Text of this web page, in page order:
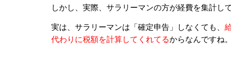
しかし、実際、サラリーマンの方が経費を集計し
実は、サラリーマンは「確定申告」しなくても、
代わりに税額を計算してくれてるからなんですね。